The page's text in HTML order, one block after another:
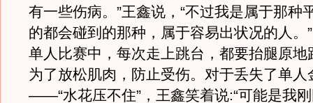
有一些伤病。”王鑫说，“不过我是属于那种
的都会碰到的那种，属于容易出状况的人。
单人比赛中，每次走上跳台，都要抬腿原地
为了放松肌肉，防止受伤。对于丢失了单人
——“水花压不住”，王鑫笑着说:“可能是我